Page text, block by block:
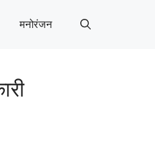
मनोरंजन